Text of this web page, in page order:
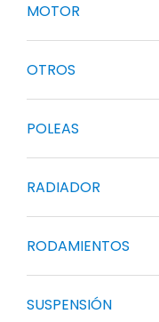
MOTOR
OTROS
POLEAS
RADIADOR
RODAMIENTOS
SUSPENSIÓN